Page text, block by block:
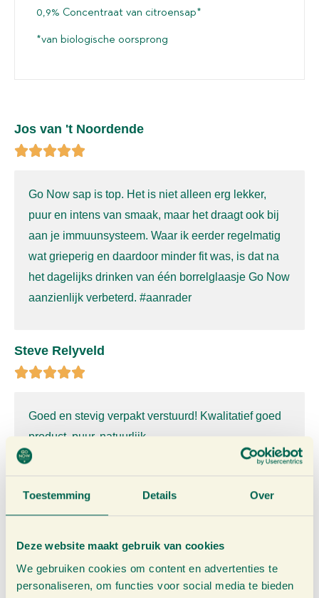
Toestemming Details Over
Deze website maakt gebruik van cookies
We gebruiken cookies om content en advertenties te
personaliseren, om functies voor social media te bieden
0,9% Concentraat van citroensap*
*van biologische oorsprong
Jos van 't Noordende
Go Now sap is top. Het is niet alleen erg lekker,
puur en intens van smaak, maar het draagt ook bij
aan je immuunsysteem. Waar ik eerder regelmatig
wat grieperig en daardoor minder fit was, is dat na
het dagelijks drinken van één borrelglaasje Go Now
aanzienlijk verbeterd. #aanrader
Steve Relyveld
Goed en stevig verpakt verstuurd! Kwalitatief goed
product, puur, natuurlijk.
Arie van Tilborg
Ik heb inmiddels al heel wat 750ml flessen puur
gembersap gebruikt, als thee, in de thee, met water,